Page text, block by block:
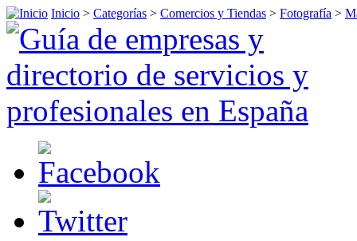
Inicio > Categorías > Comercios y Tiendas > Fotografía >